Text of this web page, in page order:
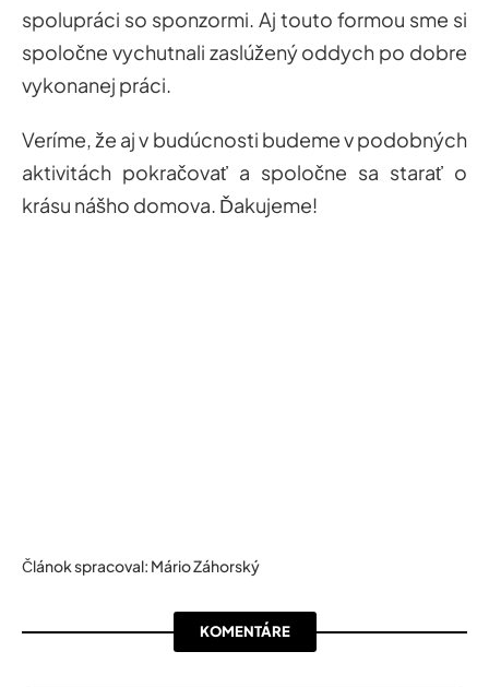
spolupráci so sponzormi. Aj touto formou sme si
spoločne vychutnali zaslúžený oddych po dobre
vykonanej práci.
Veríme, že aj v budúcnosti budeme v podobných
aktivitách pokračovať a spoločne sa starať o
krásu nášho domova. Ďakujeme!
Článok spracoval: Mário Záhorský
KOMENTÁRE